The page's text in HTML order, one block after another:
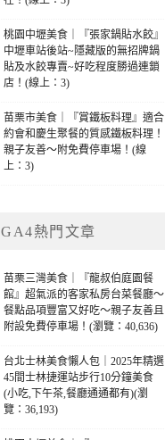
桃園中壢美食｜『張家鍋貼水餃』
中壢車站後站~隱藏版的無招牌鍋
貼及水餃專賣~好吃程度勝過連鎖
店！(線上：3)
苗栗市美食｜『賞鐵板料理』適合
約會和慶生聚餐的質感鐵板料理！
親子友善～附免費停車場！(線
上：3)
GA4熱門文章
苗栗三灣美食｜『龍叔伯庭園餐
館』超氣派的客家私房台菜餐廳～
餐點品項豐富又好吃～親子友善且
附設免費停車場！(瀏覽：40,636)
台北士林美食懶人包｜2025年精選
45間士林捷運站步行10分鐘美食
(小吃,下午茶,餐廳通通都有)(瀏
覽：36,193)